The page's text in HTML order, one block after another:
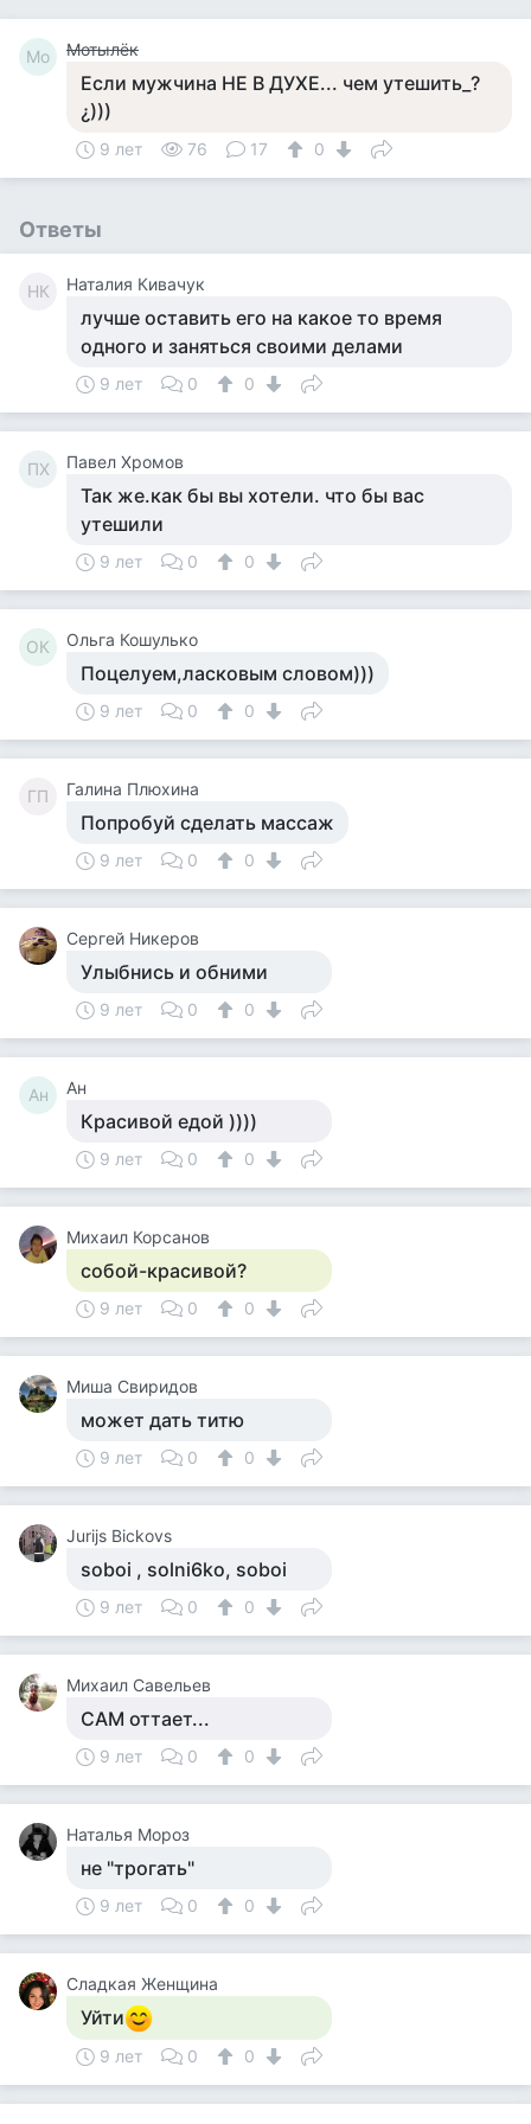
Мо Мотылёк
Если мужчина НЕ В ДУХЕ... чем утешить_?
¿)))
9 лет 76 17 0
Ответы
НК Наталия Кивачук
лучше оставить его на какое то время
одного и заняться своими делами
9 лет 0 0
ПХ Павел Хромов
Так же.как бы вы хотели. что бы вас
утешили
9 лет 0 0
ОК Ольга Кошулько
Поцелуем,ласковым словом)))
9 лет 0 0
ГП Галина Плюхина
Попробуй сделать массаж
9 лет 0 0
Сергей Никеров
Улыбнись и обними
9 лет 0 0
Ан Ан
Красивой едой ))))
9 лет 0 0
Михаил Корсанов
собой-красивой?
9 лет 0 0
Миша Свиридов
может дать титю
9 лет 0 0
Jurijs Bickovs
soboi , solni6ko, soboi
9 лет 0 0
Михаил Савельев
САМ оттает...
9 лет 0 0
Наталья Мороз
не "трогать"
9 лет 0 0
Сладкая Женщина
Уйти
9 лет 0 0